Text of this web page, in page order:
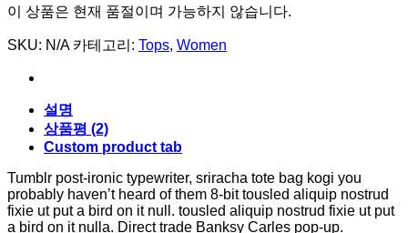
이 상품은 현재 품절이며 가능하지 않습니다.
SKU: N/A 카테고리: Tops, Women
설명
상품평 (2)
Custom product tab
Tumblr post-ironic typewriter, sriracha tote bag kogi you
probably haven’t heard of them 8-bit tousled aliquip nostrud
fixie ut put a bird on it null. tousled aliquip nostrud fixie ut put
a bird on it nulla. Direct trade Banksy Carles pop-up.